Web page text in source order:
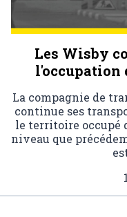
Les Wisby
l'occupation
La compagnie de
continue ses
le territoire occupé
niveau que